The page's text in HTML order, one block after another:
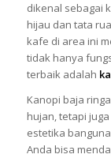
dikenal sebagai
hijau dan tata
kafe di area ini
tidak hanya
terbaik adalah
Kanopi baja
hujan, tetapi
estetika
Anda bisa